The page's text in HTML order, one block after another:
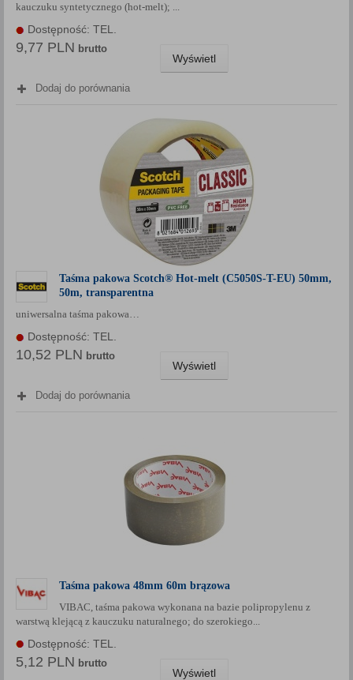
kauczuku syntetycznego (hot-melt); ...
Dostępność: TEL.
9,77 PLN brutto
Wyświetl
Dodaj do porównania
Taśma pakowa Scotch® Hot-melt (C5050S-T-EU) 50mm,
50m, transparentna
uniwersalna taśma pakowa…
Dostępność: TEL.
10,52 PLN brutto
Wyświetl
Dodaj do porównania
Taśma pakowa 48mm 60m brązowa
VIBAC, taśma pakowa wykonana na bazie polipropylenu z
warstwą klejącą z kauczuku naturalnego; do szerokiego...
Dostępność: TEL.
5,12 PLN brutto
Wyświetl